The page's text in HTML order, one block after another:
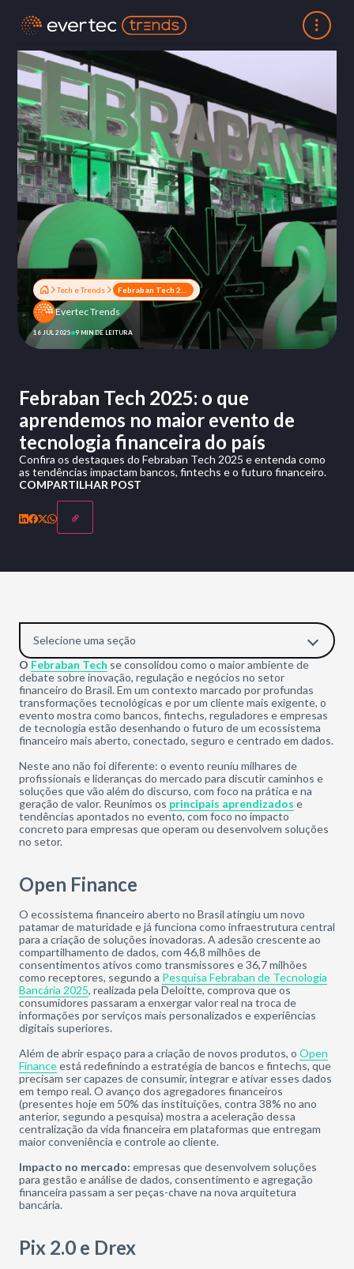
Tech e Trends
Evertec Trends
16 JUL 2025 9 MIN DE LEITURA
Febraban Tech 2025: o que
aprendemos no maior evento de
tecnologia financeira do país
Confira os destaques do Febraban Tech 2025 e entenda como
as tendências impactam bancos, fintechs e o futuro financeiro.
COMPARTILHAR POST
Selecione uma seção
O Febraban Tech se consolidou como o maior ambiente de
debate sobre inovação, regulação e negócios no setor
financeiro do Brasil. Em um contexto marcado por profundas
transformações tecnológicas e por um cliente mais exigente, o
evento mostra como bancos, fintechs, reguladores e empresas
de tecnologia estão desenhando o futuro de um ecossistema
financeiro mais aberto, conectado, seguro e centrado em dados.
Neste ano não foi diferente: o evento reuniu milhares de
profissionais e lideranças do mercado para discutir caminhos e
soluções que vão além do discurso, com foco na prática e na
geração de valor. Reunimos os principais aprendizados e
tendências apontados no evento, com foco no impacto
concreto para empresas que operam ou desenvolvem soluções
no setor.
Open Finance
O ecossistema financeiro aberto no Brasil atingiu um novo
patamar de maturidade e já funciona como infraestrutura central
para a criação de soluções inovadoras. A adesão crescente ao
compartilhamento de dados, com 46,8 milhões de
consentimentos ativos como transmissores e 36,7 milhões
como receptores, segundo a Pesquisa Febraban de Tecnologia
Bancária 2025, realizada pela Deloitte, comprova que os
consumidores passaram a enxergar valor real na troca de
informações por serviços mais personalizados e experiências
digitais superiores.
Além de abrir espaço para a criação de novos produtos, o Open
Financeestá redefinindo a estratégia de bancos e fintechs, que
precisam ser capazes de consumir, integrar e ativar esses dados
em tempo real. O avanço dos agregadores financeiros
(presentes hoje em 50% das instituições, contra 38% no ano
anterior, segundo a pesquisa) mostra a aceleração dessa
centralização da vida financeira em plataformas que entregam
maior conveniência e controle ao cliente.
Impacto no mercado: empresas que desenvolvem soluções
para gestão e análise de dados, consentimento e agregação
financeira passam a ser peças-chave na nova arquitetura
bancária.
Pix 2.0 e Drex